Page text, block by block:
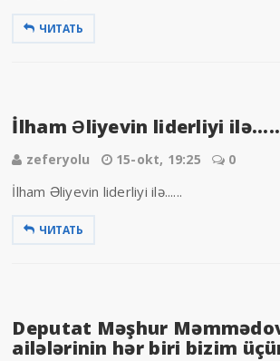
ЧИТАТЬ
İlham Əliyevin liderliyi ilə.....
zeferyolu 15-okt, 19:25 0
İlham Əliyevin liderliyi ilə......
ЧИТАТЬ
Deputat Məşhur
ailələrinin hər biri bizim